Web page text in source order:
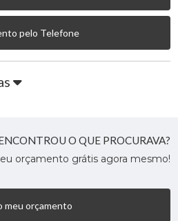
pelo Telefone
O QUE PROCURAVA?
orçamento grátis agora mesmo!
meu orçamento